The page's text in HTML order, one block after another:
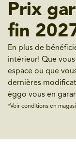
Prix
fin
En plus de
intérieur! Que
espace ou que
dernières
èggo vous en
*Voir conditions en